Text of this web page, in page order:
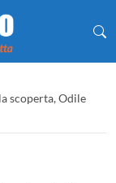
scoperta, Odile